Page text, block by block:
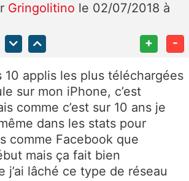
Gringolitino le 02/07/2018 à
+ -
10 applis les plus téléchargées
sur mon iPhone, c’est
comme c’est sur 10 ans je
dans les stats pour
comme Facebook que
mais ça fait bien
j’ai lâché ce type de réseau